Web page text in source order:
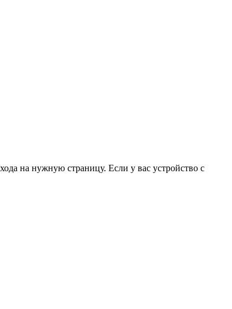
на нужную страницу. Если у вас устройство с